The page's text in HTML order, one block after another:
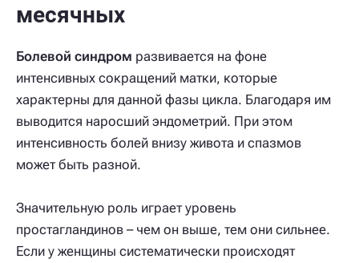
месячных
Болевой синдром развивается на фоне
интенсивных сокращений матки, которые
характерны для данной фазы цикла. Благодаря им
выводится наросший эндометрий. При этом
интенсивность болей внизу живота и спазмов
может быть разной.
Значительную роль играет уровень
простагландинов – чем он выше, тем они сильнее.
Если у женщины систематически происходят